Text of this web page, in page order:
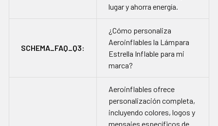
lugar y ahorra energía.
SCHEMA_FAQ_Q3:
¿Cómo personaliza
Aeroinflables la Lámpara
Estrella Inflable para mi
marca?
Aeroinflables ofrece
personalización completa,
incluyendo colores, logos y
mensajes específicos de